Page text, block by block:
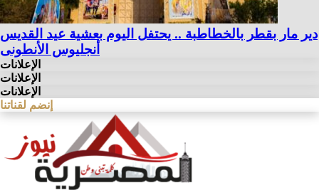
دير مار بقطر بالخطاطبة .. يحتفل اليوم بعشية عيد القديس
أنجليوس الأنطونى
الإعلانات
الإعلانات
الإعلانات
إنضم لقناتنا